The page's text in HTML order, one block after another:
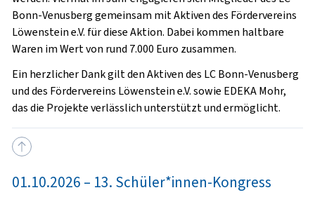
Bonn-Venusberg gemeinsam mit Aktiven des Fördervereins
Löwenstein e.V. für diese Aktion. Dabei kommen haltbare
Waren im Wert von rund 7.000 Euro zusammen.
Ein herzlicher Dank gilt den Aktiven des LC Bonn-Venusberg
und des Fördervereins Löwenstein e.V. sowie EDEKA Mohr,
das die Projekte verlässlich unterstützt und ermöglicht.
01.10.2026 – 13. Schüler*innen-Kongress